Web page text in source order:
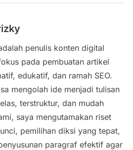
penulis konten digital
pada pembuatan artikel
edukatif, dan ramah SEO.
mengolah ide menjadi tulisan
terstruktur, dan mudah
saya mengutamakan riset
pemilihan diksi yang tepat,
paragraf efektif agar